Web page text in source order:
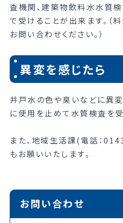
査機関、建築物飲料水水質
で受けることが出来ます。（
お問い合わせください。）
異変を感じたら
井戸水の色や臭いなどに異
に使用を止めて水質検査を受
また、地域生活課(電話：
もお願いいたします。
お問い合わせ